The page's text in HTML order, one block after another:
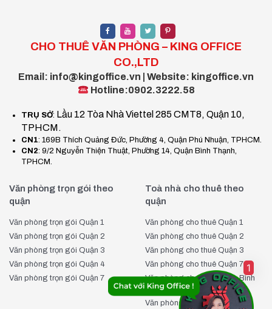
CHO THUÊ VĂN PHÒNG – KING OFFICE
CO.,LTD
Email: info@kingoffice.vn | Website: kingoffice.vn
Hotline:0902.3222.58
TRỤ SỞ: Lầu 12 Tòa Nhà Viettel 285 CMT8, Quận 10,
TPHCM.
CN1: 169B Thích Quảng Đức, Phường 4, Quận Phú Nhuận, TPHCM.
CN2: 9/2 Nguyễn Thiện Thuật, Phường 14, Quận Bình Thạnh,
TPHCM.
Văn phòng trọn gói theo
quận
Văn phòng trọn gói Quận 1
Văn phòng trọn gói Quận 2
Văn phòng trọn gói Quận 3
Văn phòng trọn gói Quận 4
Văn phòng trọn gói Quận 7
Toà nhà cho thuê theo
quận
Văn phòng cho thuê Quận 1
Văn phòng cho thuê Quận 2
Văn phòng cho thuê Quận 3
Văn phòng cho thuê Quận 7
Văn phòng cho thuê Quận Bình
Thạnh
Văn phòng cho thuê Quận Phú
1